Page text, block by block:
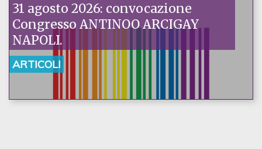
31 agosto 2026: convocazione
Congresso ANTINOO ARCIGAY
NAPOLI.
ARTICOLI